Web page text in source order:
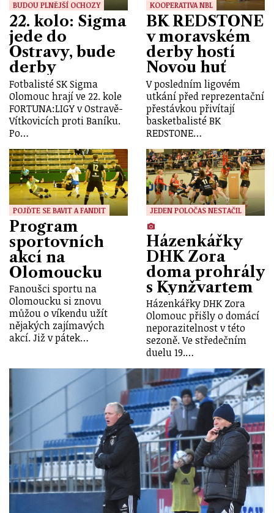
BUDOU PLNĚJŠÍ OCHOZY
22. kolo: Sigma
jede do
Ostravy, bude
derby
Fotbalisté SK Sigma
Olomouc hrají ve 22. kole
FORTUNA:LIGY v Ostravě-
Vítkovicích proti Baníku.
Po…
KOOPERATIVA NBL
BK REDSTONE
v moravském
derby hostí
Novou huť
V posledním ligovém
utkání před reprezentační
přestávkou přivítají
basketbalisté BK
REDSTONE…
POJĎTE SE BAVIT A FANDIT
Program
sportovních
akcí na
Olomoucku
Fanoušci sportu na
Olomoucku si znovu
můžou o víkendu užít
nějakých zajímavých
akcí. Již v pátek…
JEDEN POLOČAS NESTAČIL
Házenkářky
DHK Zora
doma prohrály
s Kynžvartem
Házenkářky DHK Zora
Olomouc přišly o domácí
neporazitelnost v této
sezoně. Ve středečním
duelu 19.…